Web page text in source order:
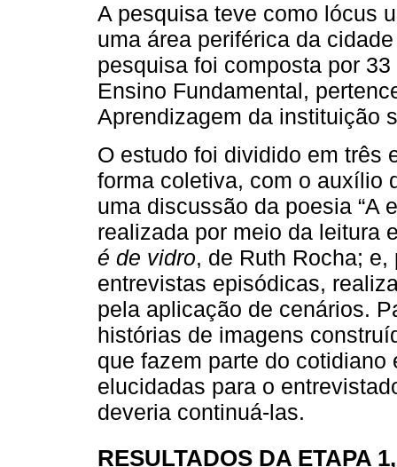
A pesquisa teve como lócus
uma área periférica da
pesquisa foi composta por
Ensino Fundamental,
Aprendizagem da instituição
O estudo foi dividido em três
forma coletiva, com o auxílio
uma discussão da poesia “A
realizada por meio da leitura
é de vidro, de Ruth Rocha;
entrevistas episódicas,
pela aplicação de cenários.
histórias de imagens
que fazem parte do
elucidadas para o
deveria continuá-las.
RESULTADOS DA ETAPA